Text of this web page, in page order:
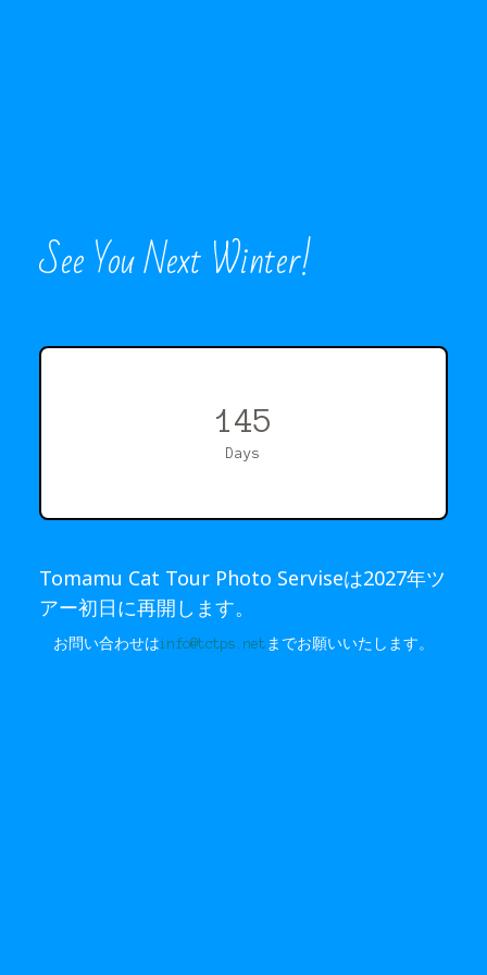
See You Next Winter!
145
Days
Tomamu Cat Tour Photo Serviseは2027年ツ
アー初日に再開します。
お問い合わせはinfo@tctps.net までお願いいたします。